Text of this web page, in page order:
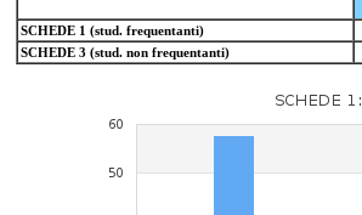
SCHEDE 1 (stud. frequentanti)
SCHEDE 3 (stud. non frequentanti)